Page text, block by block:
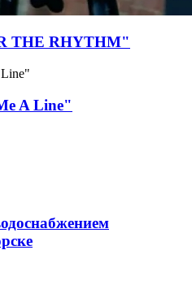
THE RHYTHM"
A Line"